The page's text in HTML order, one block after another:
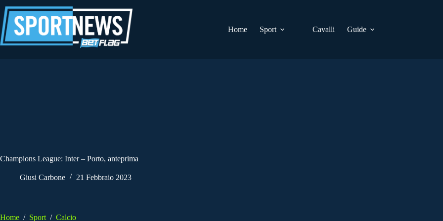
al
contenuto
Home
Sport Cavalli Guide
Champions League: Inter – Porto, anteprima
Giusi Carbone 21 Febbraio 2023
Home / Sport / Calcio